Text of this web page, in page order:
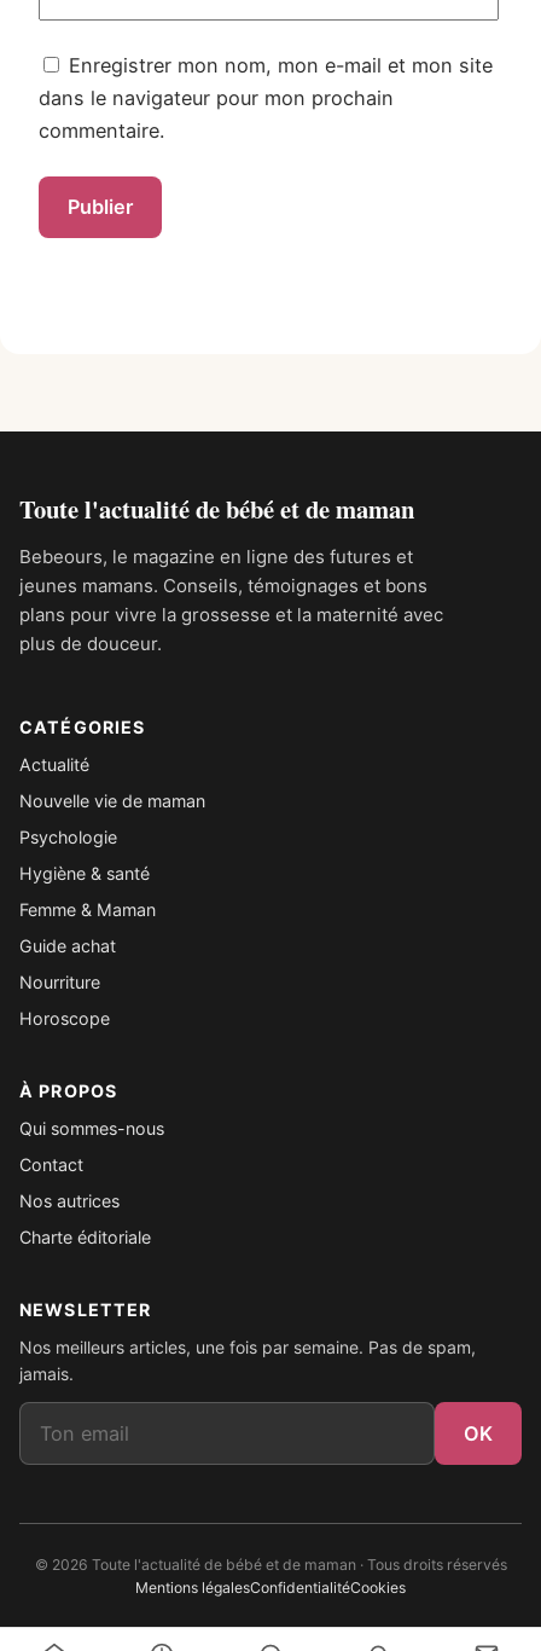
Enregistrer mon nom, mon e-mail et mon site
dans le navigateur pour mon prochain
commentaire.
Toute l'actualité de bébé et de maman
Bebeours, le magazine en ligne des futures et
jeunes mamans. Conseils, témoignages et bons
plans pour vivre la grossesse et la maternité avec
plus de douceur.
CATÉGORIES
Actualité
Nouvelle vie de maman
Psychologie
Hygiène & santé
Femme & Maman
Guide achat
Nourriture
Horoscope
À PROPOS
Qui sommes-nous
Contact
Nos autrices
Charte éditoriale
NEWSLETTER
Nos meilleurs articles, une fois par semaine. Pas de spam,
jamais.
Email
OK
© 2026 Toute l'actualité de bébé et de maman · Tous droits réservés
Mentions légalesConfidentialitéCookies